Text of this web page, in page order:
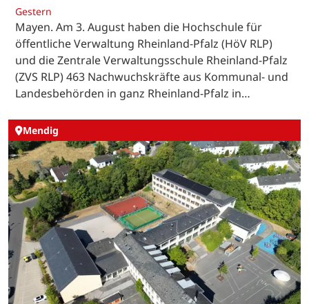
Gestern
Mayen. Am 3. August haben die Hochschule für
öffentliche Verwaltung Rheinland-Pfalz (HöV RLP)
und die Zentrale Verwaltungsschule Rheinland-Pfalz
(ZVS RLP) 463 Nachwuchskräfte aus Kommunal- und
Landesbehörden in ganz Rheinland-Pfalz in…
Mendig